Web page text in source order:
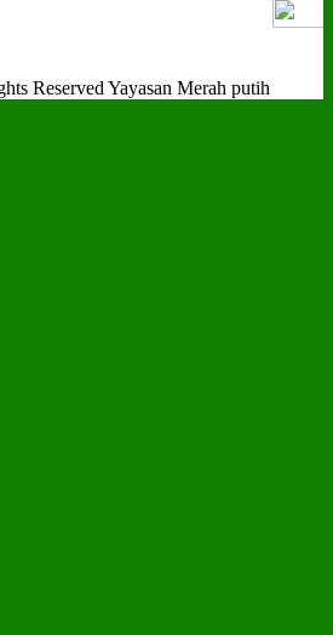
Reserved Yayasan Merah putih